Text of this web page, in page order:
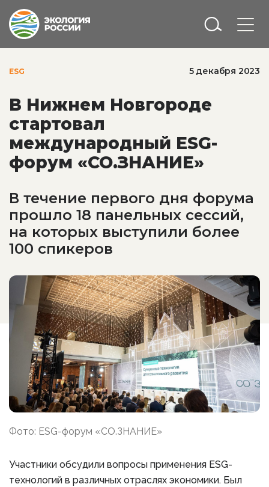
ESG 5 декабря 2023
В Нижнем Новгороде
стартовал
международный ESG-
форум «СО.ЗНАНИЕ»
В течение первого дня форума
прошло 18 панельных сессий,
на которых выступили более
100 спикеров
Фото: ESG-форум «СО.ЗНАНИЕ»
Участники обсудили вопросы применения ESG-
технологий в различных отраслях экономики. Был